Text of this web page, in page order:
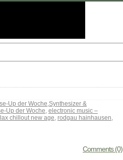
Up der Woche,Synthesizer &
Up der Woche, electronic music –
chillout new age, rodgau hainhausen,
Comments (0)